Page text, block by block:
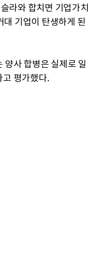
라와 합치면 기업가치
기업이 탄생하게 된
양사 합병은 실제로 일
고 평가했다.